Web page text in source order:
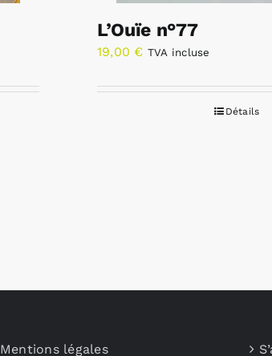
L’Ouïe n°77
19,00 € TVA incluse
Détails
Mentions légales